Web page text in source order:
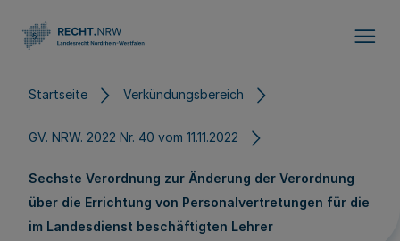
Startseite Verkündungsbereich
GV. NRW. 2022 Nr. 40 vom 11.11.2022
Sechste Verordnung zur Änderung der Verordnung
über die Errichtung von Personalvertretungen für die
im Landesdienst beschäftigten Lehrer